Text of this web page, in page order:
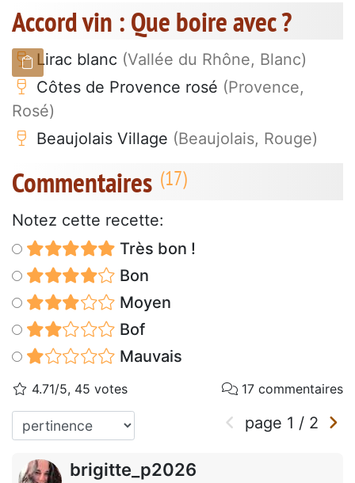
Accord vin : Que boire avec ?
Lirac blanc (Vallée du Rhône, Blanc)
Côtes de Provence rosé (Provence,
Rosé)
Beaujolais Village (Beaujolais, Rouge)
Commentaires
Notez cette recette:
Très bon !
Bon
Moyen
Bof
Mauvais
4.71/5, 45 votes 17 commentaires
page 1 / 2
brigitte_p2026